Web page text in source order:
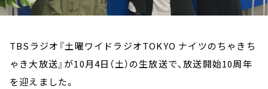
TBSラジオ『土曜ワイドラジオTOKYO ナイツのちゃきち
ゃき大放送』が10月4日（土）の生放送で、放送開始10周年
を迎えました。